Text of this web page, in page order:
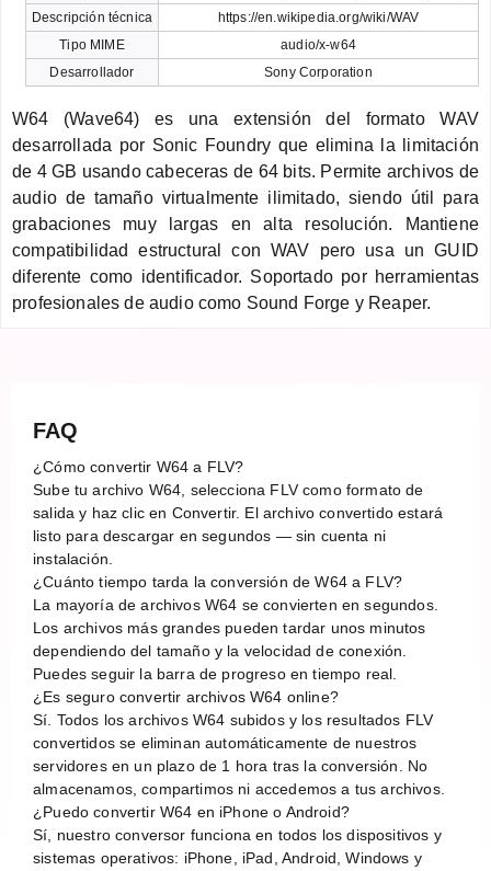
Descripción técnica
https://en.wikipedia.org/wiki/WAV
Tipo MIME
audio/x-w64
Desarrollador
Sony Corporation
W64 (Wave64) es una extensión del formato WAV
desarrollada por Sonic Foundry que elimina la limitación
de 4 GB usando cabeceras de 64 bits. Permite archivos de
audio de tamaño virtualmente ilimitado, siendo útil para
grabaciones muy largas en alta resolución. Mantiene
compatibilidad estructural con WAV pero usa un GUID
diferente como identificador. Soportado por herramientas
profesionales de audio como Sound Forge y Reaper.
FAQ
¿Cómo convertir W64 a FLV?
Sube tu archivo W64, selecciona FLV como formato de
salida y haz clic en Convertir. El archivo convertido estará
listo para descargar en segundos — sin cuenta ni
instalación.
¿Cuánto tiempo tarda la conversión de W64 a FLV?
La mayoría de archivos W64 se convierten en segundos.
Los archivos más grandes pueden tardar unos minutos
dependiendo del tamaño y la velocidad de conexión.
Puedes seguir la barra de progreso en tiempo real.
¿Es seguro convertir archivos W64 online?
Sí. Todos los archivos W64 subidos y los resultados FLV
convertidos se eliminan automáticamente de nuestros
servidores en un plazo de 1 hora tras la conversión. No
almacenamos, compartimos ni accedemos a tus archivos.
¿Puedo convertir W64 en iPhone o Android?
Sí, nuestro conversor funciona en todos los dispositivos y
sistemas operativos: iPhone, iPad, Android, Windows y